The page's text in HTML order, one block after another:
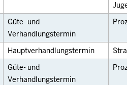
Güte- und
Verhandlungstermin
Hauptverhandlungstermin
Güte- und
Verhandlungstermin